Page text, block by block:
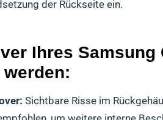
der Rückseite ein.
Ihres
Sichtbare Risse im